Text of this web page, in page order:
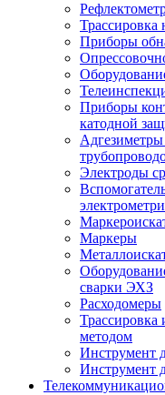
Трассировка
Приборы
Приборы
катодной
Электроды
Маркеры
сварки ЭХЗ
Расходомеры
методом
Инструмент
Инструмент